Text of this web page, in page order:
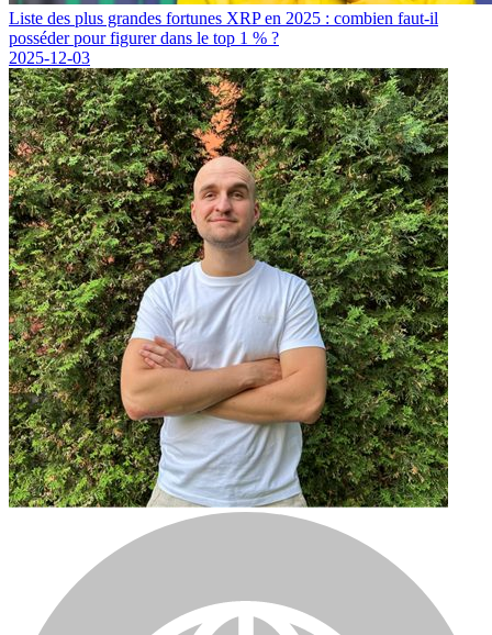
Liste des plus grandes fortunes XRP en 2025 : combien faut-il
posséder pour figurer dans le top 1 % ?
2025-12-03